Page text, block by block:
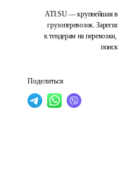
ATI.SU — крупнейшая в
грузоперевозок.
к тендерам на
Поделиться